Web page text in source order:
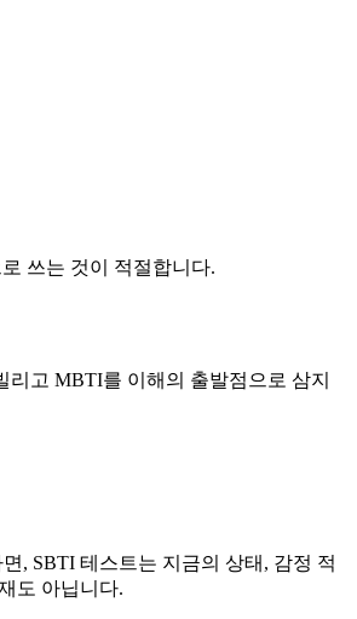
쓰는 것이 적절합니다.
고 MBTI를 이해의 출발점으로 삼지
, SBTI 테스트는 지금의 상태, 감정 적
도 아닙니다.